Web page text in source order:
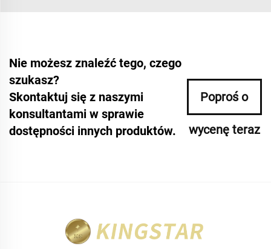
Nie możesz znaleźć tego, czego
szukasz?
Skontaktuj się z naszymi
konsultantami w sprawie
dostępności innych produktów.
Poproś o
wycenę teraz